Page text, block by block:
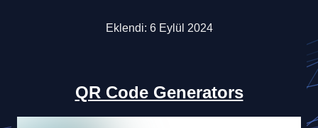
Eklendi: 6 Eylül 2024
QR Code Generators